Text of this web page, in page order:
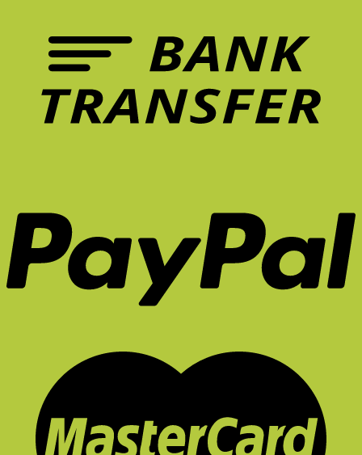
ควร
หน้า
ร้อน
ระยะ
ยาว
ไหม?